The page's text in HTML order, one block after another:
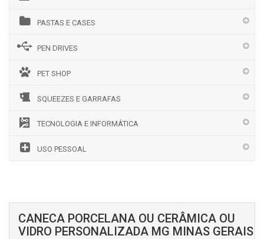
PASTAS E CASES
PEN DRIVES
PET SHOP
SQUEEZES E GARRAFAS
TECNOLOGIA E INFORMÁTICA
USO PESSOAL
CANECA PORCELANA OU CERÂMICA OU
VIDRO PERSONALIZADA MG MINAS GERAIS